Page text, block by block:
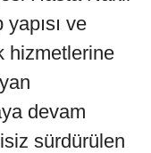
ve
hizmetlerine
devam
sürdürülen